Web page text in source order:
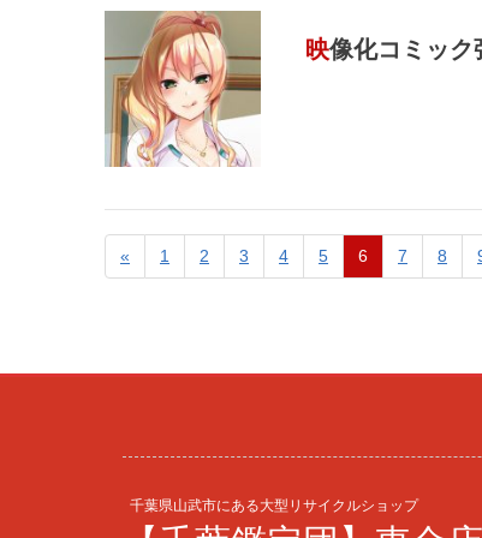
映像化コミッ
« 1 2 3 4 5 6 7 8
千葉県山武市にある大型リサイクルショップ